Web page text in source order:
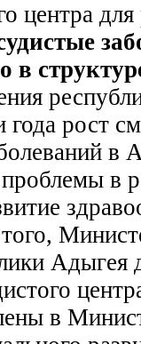
центра
в
рост
в
в
Адыгея
в